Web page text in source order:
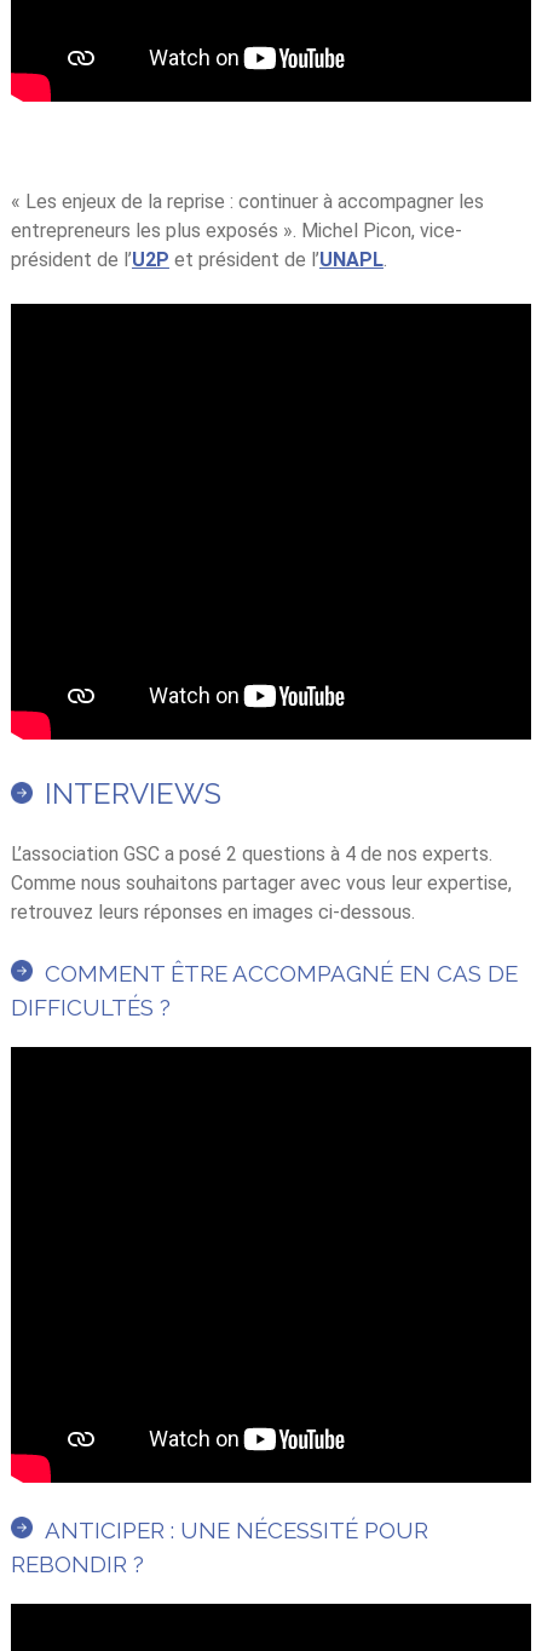
« Les enjeux de la reprise : continuer à accompagner les
entrepreneurs les plus exposés ». Michel Picon, vice-
président de l’U2P et président de l’UNAPL.
INTERVIEWS
L’association GSC a posé 2 questions à 4 de nos experts.
Comme nous souhaitons partager avec vous leur expertise,
retrouvez leurs réponses en images ci-dessous.
COMMENT ÊTRE ACCOMPAGNÉ EN CAS DE
DIFFICULTÉS ?
ANTICIPER : UNE NÉCESSITÉ POUR
REBONDIR ?